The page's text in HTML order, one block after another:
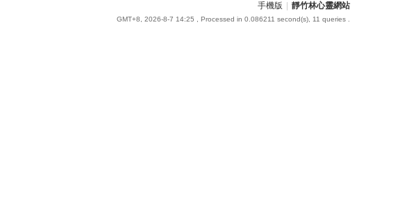
手機版 靜竹林心靈網站
GMT+8, 2026-8-7 14:25 , Processed in 0.086211 second(s), 11 queries .